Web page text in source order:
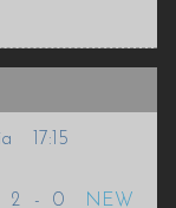
17:15
2 - 0
NEW